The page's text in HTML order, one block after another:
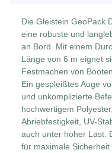
Die Gleistein GeoPack
eine robuste und
an Bord. Mit einem
Länge von 6 m eignet
Festmachen von
Ein gespleißtes Auge
und unkomplizierte
hochwertigem
Abriebfestigkeit, UV-
auch unter hoher Last.
für maximale Sicherheit